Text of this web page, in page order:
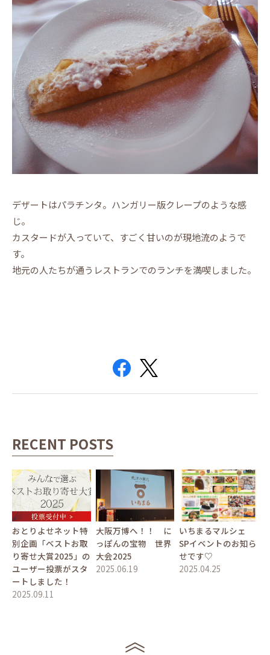
デザートはパラチンタ。ハンガリー版クレープのような感
じ。
カスタードが入っていて、すごく甘いのが現地流のようで
す。
地元の人たちが通うレストランでのランチを満喫しました。
RECENT POSTS
おとりよせネット特
別企画「ベストお取
り寄せ大賞2025」の
ユーザー投票がスタ
ートしました！
2025.09.11
大阪万博へ！！ に
っぽんの宝物 世界
大会2025
2025.06.19
いちまるマルシェ
SPイベントのお知ら
せです♡
2025.04.25